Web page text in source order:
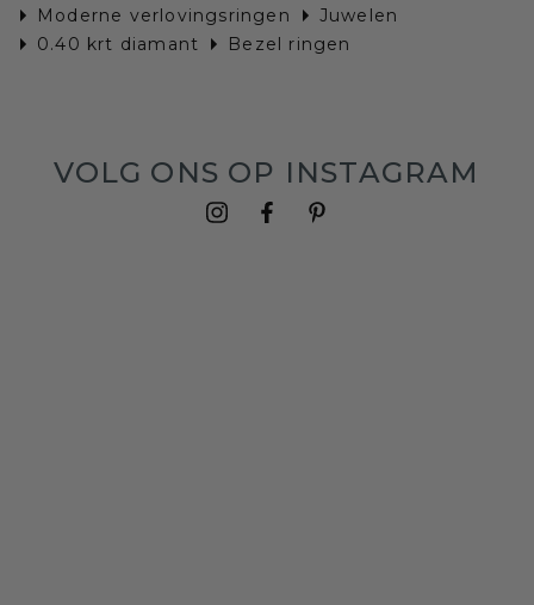
Moderne verlovingsringen
Juwelen
0.40 krt diamant
Bezel ringen
VOLG ONS OP INSTAGRAM